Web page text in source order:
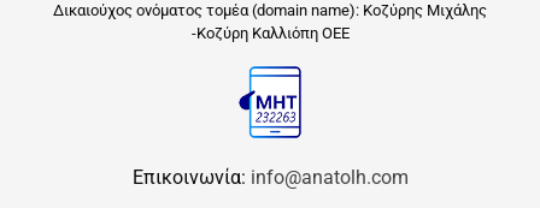
Δικαιούχος ονόματος τομέα (domain name): Κοζύρης Μιχάλης
-Κοζύρη Καλλιόπη ΟΕΕ
Επικοινωνία: info@anatolh.com